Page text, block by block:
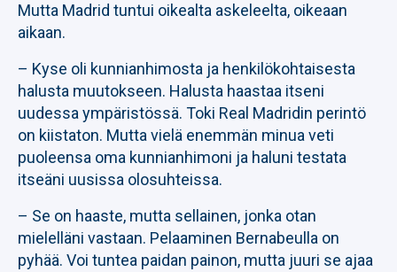
Mutta Madrid tuntui oikealta askeleelta, oikeaan
aikaan.
– Kyse oli kunnianhimosta ja henkilökohtaisesta
halusta muutokseen. Halusta haastaa itseni
uudessa ympäristössä. Toki Real Madridin perintö
on kiistaton. Mutta vielä enemmän minua veti
puoleensa oma kunnianhimoni ja haluni testata
itseäni uusissa olosuhteissa.
– Se on haaste, mutta sellainen, jonka otan
mielelläni vastaan. Pelaaminen Bernabeulla on
pyhää. Voi tuntea paidan painon, mutta juuri se ajaa